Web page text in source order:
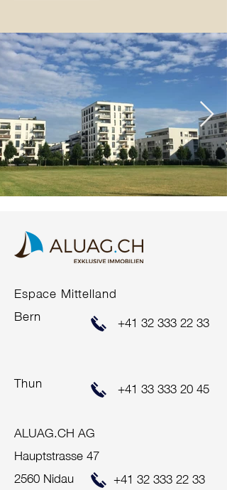
Espace Mittelland
Bern
+41 32 333 22 33
Thun
+41 33 333 20 45
ALUAG.CH AG
Hauptstrasse 47
2560 Nidau
+41 32 333 22 33